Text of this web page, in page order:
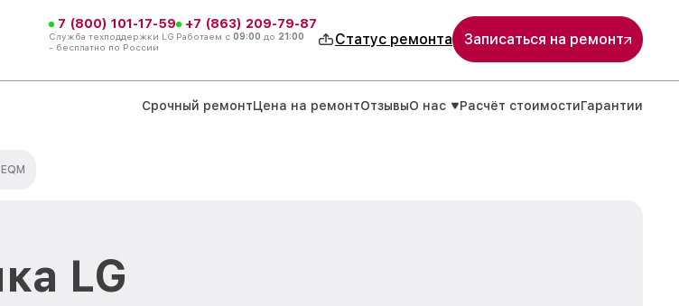
7 (800) 101-17-59
Служба техподдержки LG
- бесплатно по России
+7 (863) 209-79-87
Работаем с 09:00 до 21:00 Статус ремонта Записаться на ремонт
Срочный ремонтЦена на ремонтОтзывыО нас Расчёт стоимостиГарантии
LG